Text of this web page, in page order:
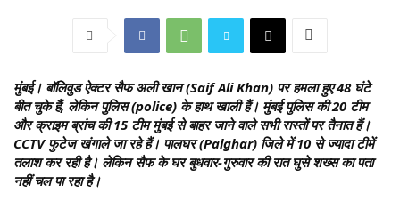
मुंबई। बॉलिवुड ऐक्टर सैफ अली खान (Saif Ali Khan) पर हमला हुए 48 घंटे
बीत चुके हैं, लेकिन पुलिस (police) के हाथ खाली हैं। मुंबई पुलिस की 20 टीम
और क्राइम ब्रांच की 15 टीम मुंबई से बाहर जाने वाले सभी रास्तों पर तैनात हैं।
CCTV फुटेज खंगाले जा रहे हैं। पालघर (Palghar) जिले में 10 से ज्यादा टीमें
तलाश कर रही है। लेकिन सैफ के घर बुधवार-गुरुवार की रात घुसे शख्स का पता
नहीं चल पा रहा है।